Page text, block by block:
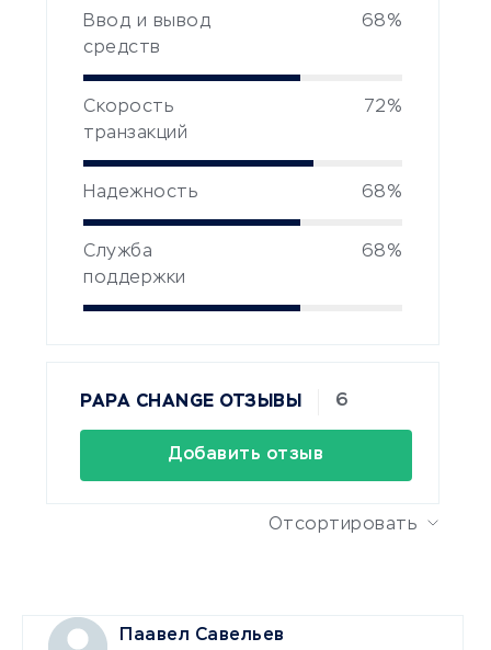
Ввод и вывод
средств
68%
Скорость
транзакций
72%
Надежность 68%
Служба
поддержки
68%
PAPA CHANGE ОТЗЫВЫ 6
Добавить отзыв
Отсортировать
Паавел Савельев